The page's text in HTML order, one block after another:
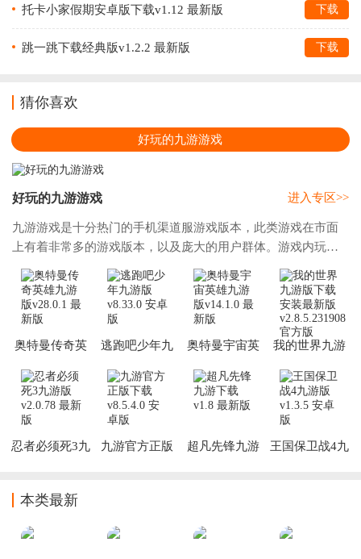
托卡小家假期安卓版下载v1.12 最新版 下载
跳一跳下载经典版v1.2.2 最新版 下载
猜你喜欢
好玩的九游游戏
好玩的九游游戏
九游游戏是十分热门的手机渠道服游戏版本，此类游戏在市面
上有着非常多的游戏版本，以及庞大的用户群体。游戏内玩家
将使用九游官方账号登录游戏，你在游戏中可以享受到专属的
九游渠道服福利，内置了许多礼包和奖励，
进入专区>>
奥特曼传奇英
逃跑吧少年九
奥特曼宇宙英
我的世界九游
新版
忍者必须死3九
九游官方正版
超凡先锋九游
王国保卫战4九
本类最新